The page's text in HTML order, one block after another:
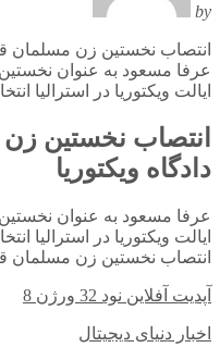
by
انتصاب نخستین زن مسلمان
عرفا مسعود به عنوان
ایالت ویکتوریا در استرالیا
انتصاب نخستین
دادگاه ویکتوریا
عرفا مسعود به عنوان
ایالت ویکتوریا در استرالیا
انتصاب نخستین زن مسلمان
آپدیت آفلاین نود 32 ورژن 8
اخبار دنیای دیجیتال